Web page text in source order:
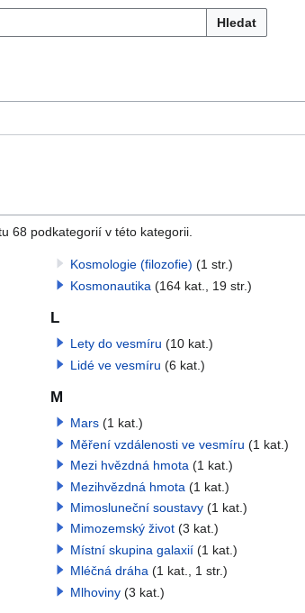
Hledat
68 podkategorií v této kategorii.
Kosmologie (filozofie) (1 str.)
Kosmonautika (164 kat., 19 str.)
L
Lety do vesmíru (10 kat.)
Lidé ve vesmíru (6 kat.)
M
Mars (1 kat.)
Měření vzdálenosti ve vesmíru (1 kat.)
Mezi hvězdná hmota (1 kat.)
Mezihvězdná hmota (1 kat.)
Mimosluneční soustavy (1 kat.)
Mimozemský život (3 kat.)
Místní skupina galaxií (1 kat.)
Mléčná dráha (1 kat., 1 str.)
Mlhoviny (3 kat.)